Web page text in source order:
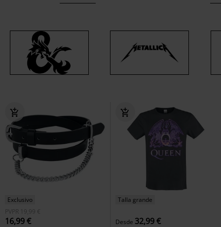
Exclusivo
PVPR 19,99 €
16,99 €
Talla grande
Desde 32,99 €